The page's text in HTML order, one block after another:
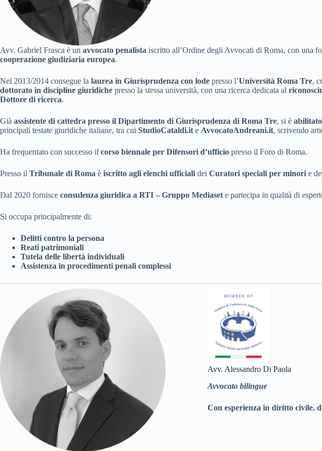
Avv. Gabriel Frasca è un avvocato penalista iscritto all’Ordine degli Avvocati di Roma, con una
cooperazione giudiziaria europea.
Nel 2013/2014 consegue la laurea in Giurisprudenza con lode presso l’Università Roma Tre,
dottorato in discipline giuridiche presso la stessa università, con una ricerca dedicata al
Dottore di ricerca.
Già assistente di cattedra presso il Dipartimento di Giurisprudenza di Roma Tre, si è abilitato
principali testate giuridiche italiane, tra cui StudioCataldi.it e AvvocatoAndreani.it, scrivendo
Ha frequentato con successo il corso biennale per Difensori d’ufficio presso il Foro di Roma.
Presso il Tribunale di Roma è iscritto agli elenchi ufficiali dei Curatori speciali per minori e
Dal 2020 fornisce consulenza giuridica a RTI – Gruppo Mediaset e partecipa in qualità di
Si occupa principalmente di:
Delitti contro la persona
Reati patrimoniali
Tutela delle libertà individuali
Assistenza in procedimenti penali complessi
Avv. Alessandro Di Paola
Avvocato bilingue
Con esperienza in diritto civile,